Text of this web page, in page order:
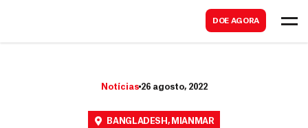
DOE AGORA
Notícias 26 agosto, 2022
BANGLADESH , MIANMAR
a
r